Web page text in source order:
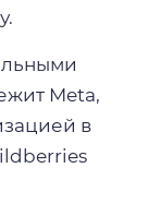
Meta,
в